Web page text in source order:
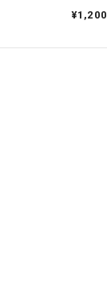
¥1,200